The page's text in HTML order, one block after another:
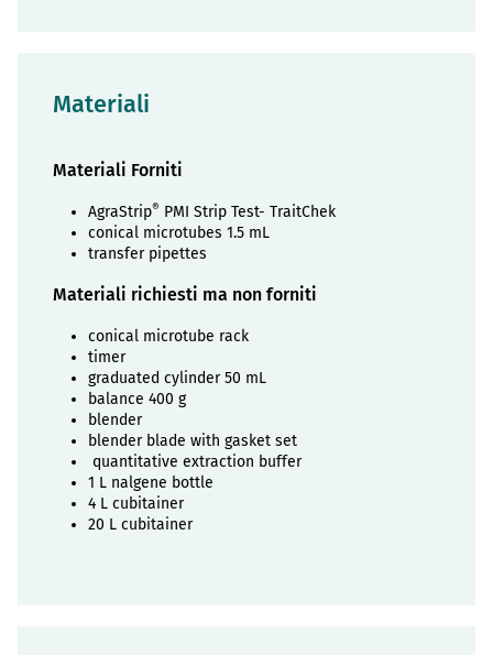
Materiali
Materiali Forniti
AgraStrip® PMI Strip Test- TraitChek
conical microtubes 1.5 mL
transfer pipettes
Materiali richiesti ma non forniti
conical microtube rack
timer
graduated cylinder 50 mL
balance 400 g
blender
blender blade with gasket set
quantitative extraction buffer
1 L nalgene bottle
4 L cubitainer
20 L cubitainer